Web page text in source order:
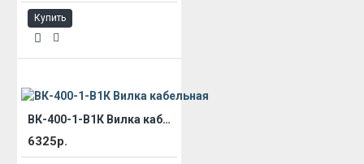
Купить
ВК-400-1-В1К Вилка кабельная
6325р.